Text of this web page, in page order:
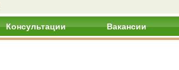
Консультации Вакансии